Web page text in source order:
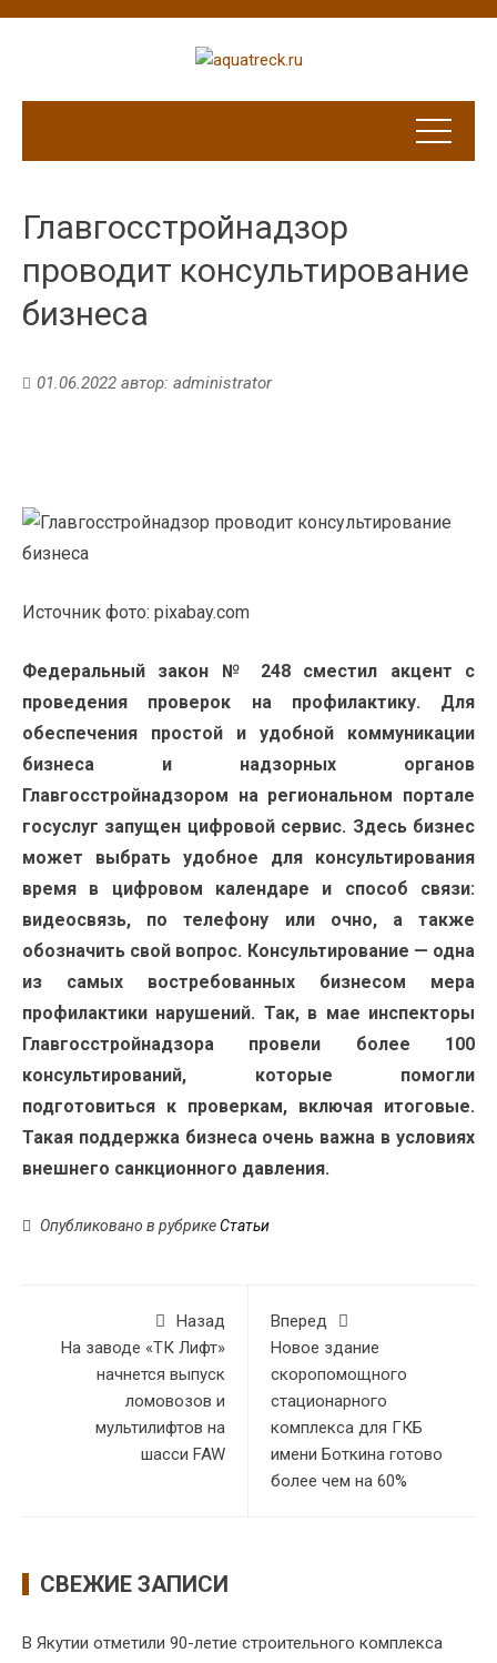
Главгосстройнадзор
проводит консультирование
бизнеса
01.06.2022 автор: administrator
Источник фото: pixabay.com
Федеральный закон № 248 сместил акцент с
проведения проверок на профилактику. Для
обеспечения простой и удобной коммуникации
бизнеса и надзорных органов
Главгосстройнадзором на региональном портале
госуслуг запущен цифровой сервис. Здесь бизнес
может выбрать удобное для консультирования
время в цифровом календаре и способ связи:
видеосвязь, по телефону или очно, а также
обозначить свой вопрос. Консультирование — одна
из самых востребованных бизнесом мера
профилактики нарушений. Так, в мае инспекторы
Главгосстройнадзора провели более 100
консультирований, которые помогли
подготовиться к проверкам, включая итоговые.
Такая поддержка бизнеса очень важна в условиях
внешнего санкционного давления.
Опубликовано в рубрикеСтатьи
Назад
На заводе «ТК Лифт»
начнется выпуск
ломовозов и
мультилифтов на
шасси FAW
Вперед
Новое здание
скоропомощного
стационарного
комплекса для ГКБ
имени Боткина готово
более чем на 60%
СВЕЖИЕ ЗАПИСИ
В Якутии отметили 90-летие строительного комплекса